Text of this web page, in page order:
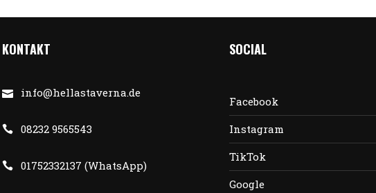
KONTAKT
info@hellastaverna.de
08232 9565543
01752332137 (WhatsApp)
SOCIAL
Facebook
Instagram
TikTok
Google